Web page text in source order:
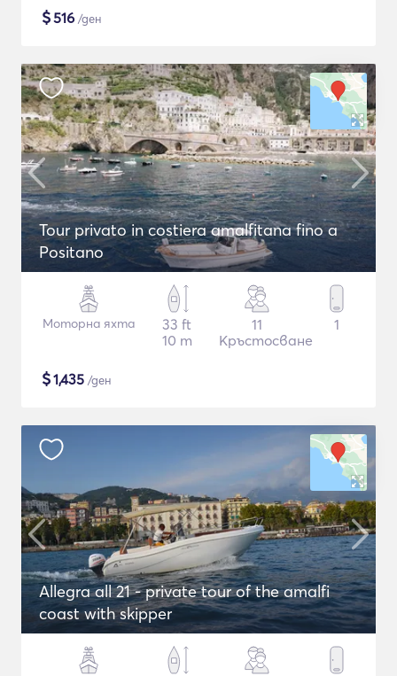
$516 /ден
Tour privato in costiera amalfitana fino a
Positano
Моторна яхта
33 ft
10 m
11
Кръстосване
1
$1,435 /ден
Allegra all 21 - private tour of the amalfi
coast with skipper